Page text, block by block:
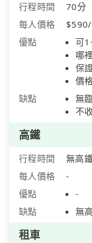
行程時間
70分
每人價格
優點
可
哪
保
價
缺點
無
不
高鐵
行程時間
無高
每人價格
-
優點
-
缺點
無
租車